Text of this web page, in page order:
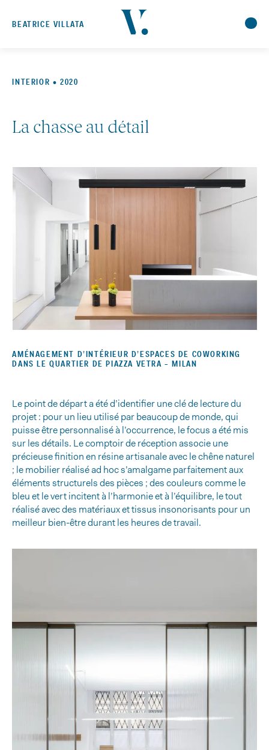
BEATRICE VILLATA
au
INTERIOR • 2020
La chasse au détail
AMÉNAGEMENT D’INTÉRIEUR D’ESPACES DE COWORKING
DANS LE QUARTIER DE PIAZZA VETRA – MILAN
Le point de départ a été d’identifier une clé de lecture du
projet : pour un lieu utilisé par beaucoup de monde, qui
puisse être personnalisé à l’occurrence, le focus a été mis
sur les détails. Le comptoir de réception associe une
précieuse finition en résine artisanale avec le chêne naturel
; le mobilier réalisé ad hoc s’amalgame parfaitement aux
éléments structurels des pièces ; des couleurs comme le
bleu et le vert incitent à l’harmonie et à l’équilibre, le tout
réalisé avec des matériaux et tissus insonorisants pour un
meilleur bien-être durant les heures de travail.